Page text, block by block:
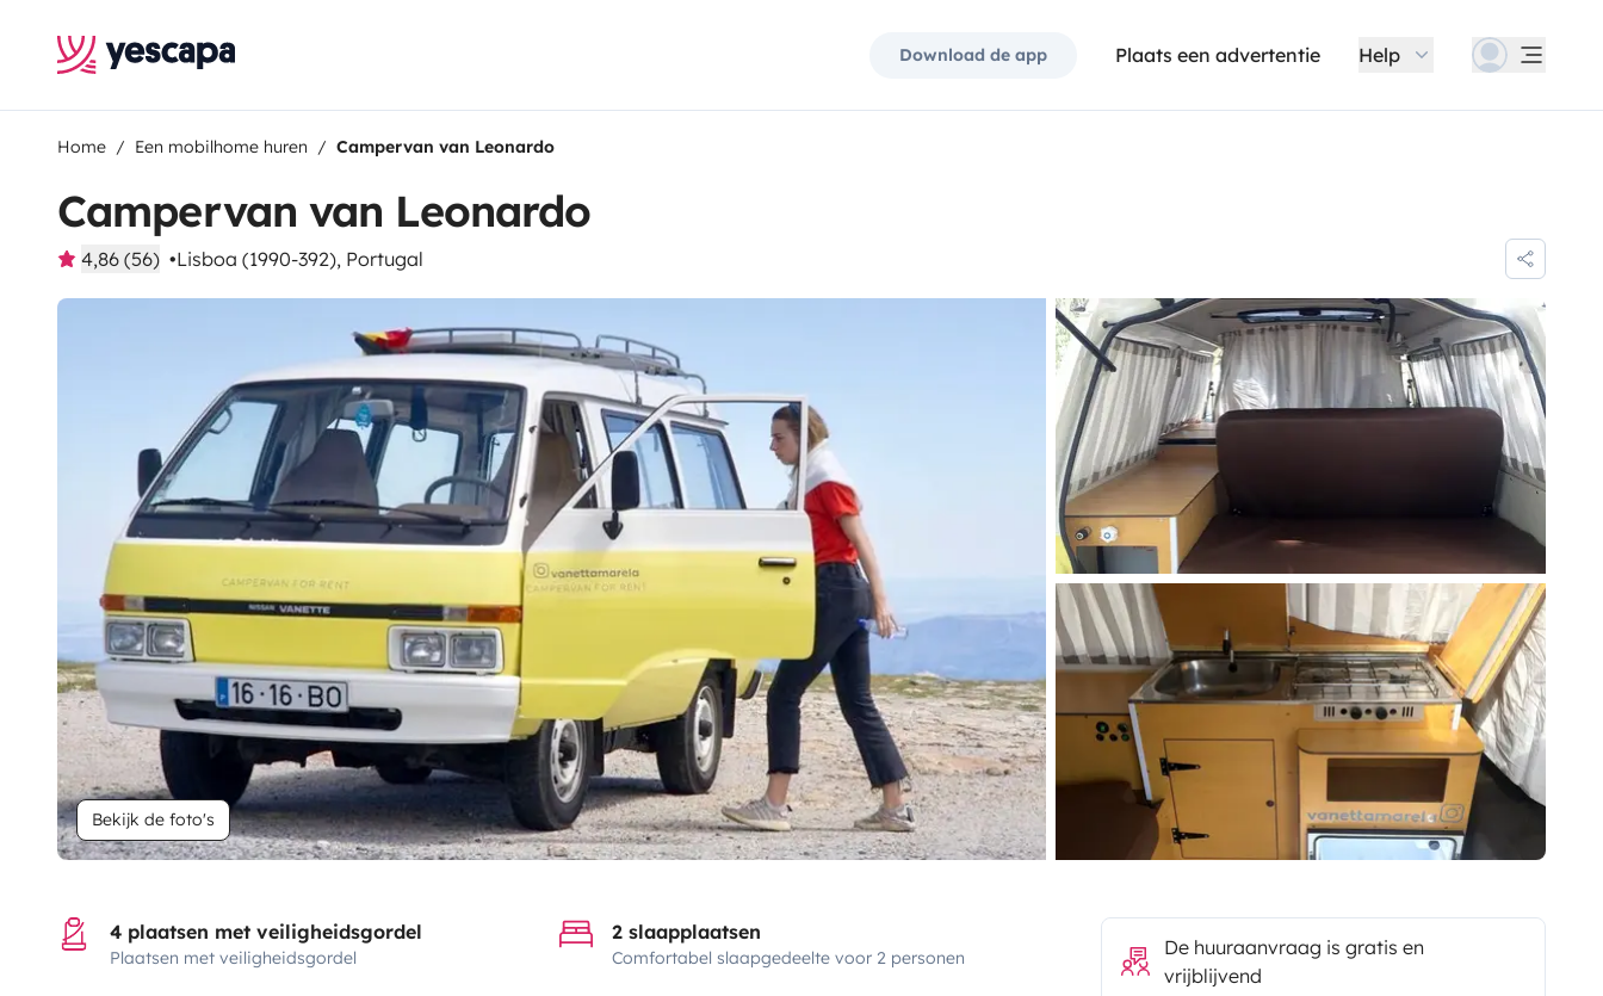
Download de app Plaats een advertentie Help
Home Een mobilhome huren Campervan van Leonardo
Campervan van Leonardo
4,86 (56) Lisboa (1990-392), Portugal
Bekijk de foto's
4 plaatsen met veiligheidsgordel
Plaatsen met veiligheidsgordel
2 slaapplaatsen
Comfortabel slaapgedeelte voor 2 personen
De huuraanvraag is gratis en
vrijblijvend